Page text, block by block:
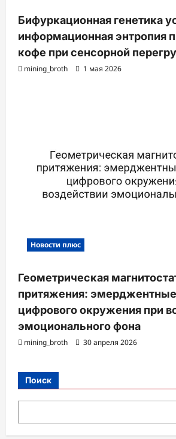
Бифуркационная генетика
информационная энтропия
кофе при сенсорной
mining_broth 1 мая 2026
Новости плюс
Геометрическая
притяжения: эмерджентные
цифрового окружения при
эмоционального фона
mining_broth 30 апреля 2026
Поиск